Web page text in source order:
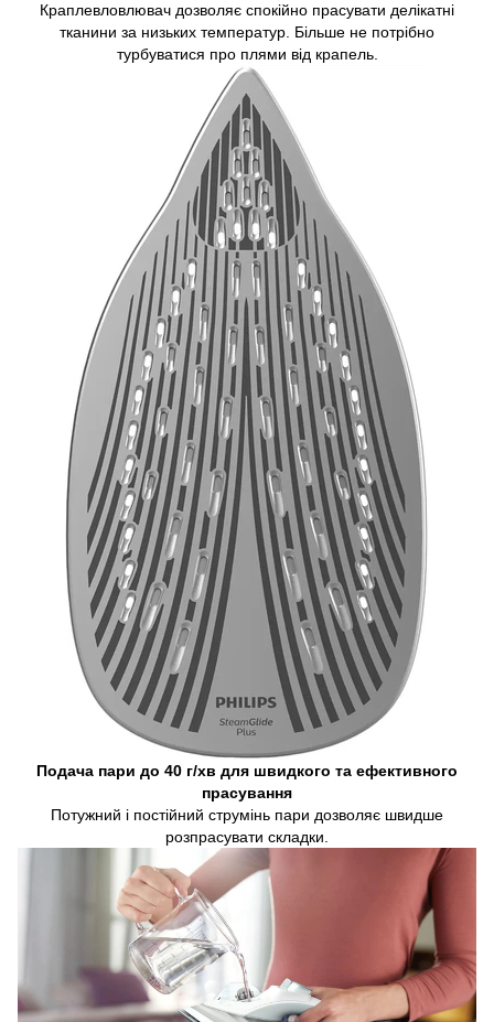
Краплевловлювач дозволяє спокійно прасувати делікатні
тканини за низьких температур. Більше не потрібно
турбуватися про плями від крапель.
Подача пари до 40 г/хв для швидкого та ефективного
прасування
Потужний і постійний струмінь пари дозволяє швидше
розпрасувати складки.